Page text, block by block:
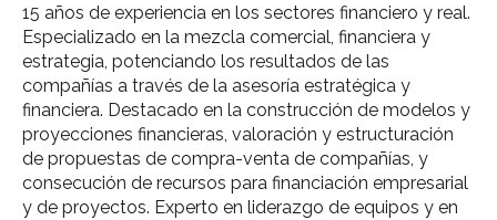
15 años de experiencia en los sectores financiero y real.
Especializado en la mezcla comercial, financiera y
estrategia, potenciando los resultados de las
compañías a través de la asesoría estratégica y
financiera. Destacado en la construcción de modelos y
proyecciones financieras, valoración y estructuración
de propuestas de compra-venta de compañías, y
consecución de recursos para financiación empresarial
y de proyectos. Experto en liderazgo de equipos y en